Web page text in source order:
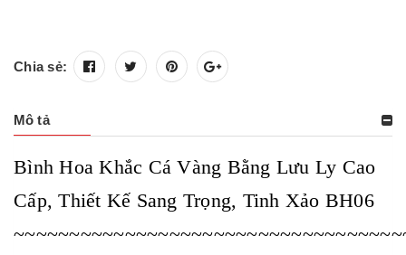
Chia sẻ:
Mô tả
Bình Hoa Khắc Cá Vàng Bằng Lưu Ly Cao
Cấp, Thiết Kế Sang Trọng, Tinh Xảo BH06